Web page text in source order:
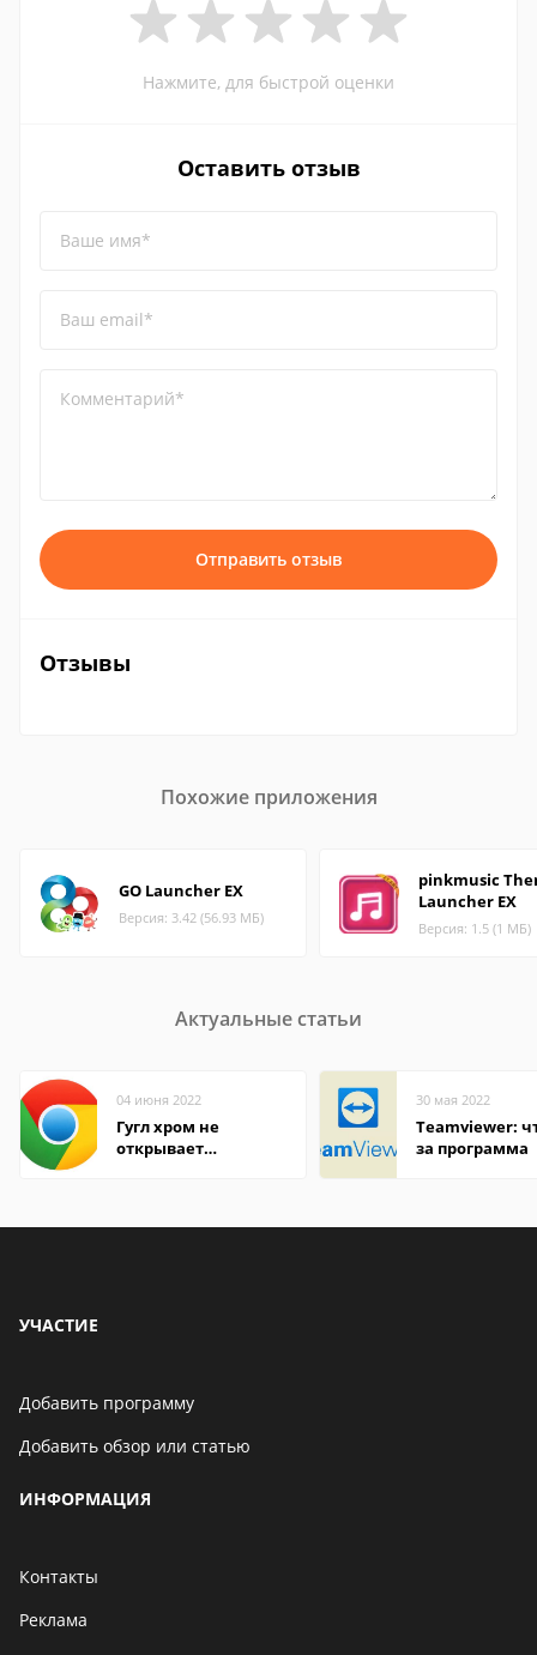
Нажмите, для быстрой оценки
Оставить отзыв
Ваше имя*
Ваш email*
Комментарий*
Отправить отзыв
Отзывы
Похожие приложения
GO Launcher EX
Версия: 3.42 (56.93 МБ)
pinkmusic
Launcher EX
Версия: 1.5 (1 МБ)
Актуальные статьи
04 июня 2022
Гугл хром не
открывает
30 мая 2022
Teamviewer:
за программа
УЧАСТИЕ
Добавить программу
Добавить обзор или статью
ИНФОРМАЦИЯ
Контакты
Реклама